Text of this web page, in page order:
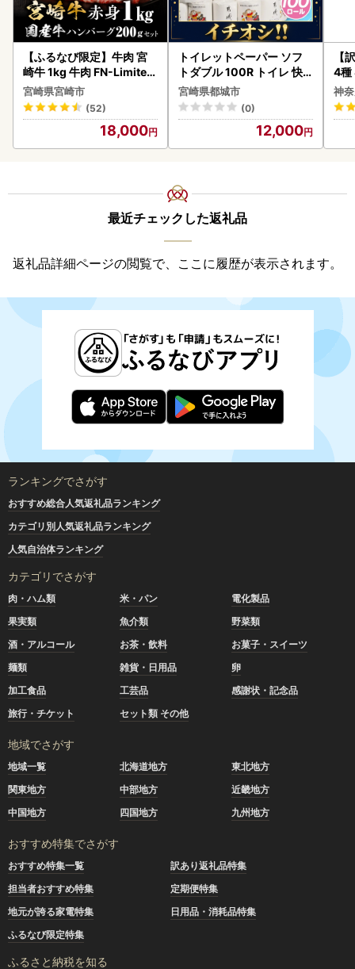
【ふるなび限定】牛肉 宮
崎牛 1kg 牛肉 FN-Limited
-VO
宮崎県宮崎市
(52)
18,000
トイレットペーパー ソフ
トダブル 100R トイレ 快
速〔12-I5-TP100-R〕
宮崎県都城市
(0)
12,000
【
4種
神
最近チェックした返礼品
返礼品詳細ページの閲覧で、ここに履歴が表示されます。
ランキングでさがす
おすすめ総合人気返礼品ランキング
カテゴリ別人気返礼品ランキング
人気自治体ランキング
カテゴリでさがす
肉・ハム類 米・パン
電化製品
果実類
魚介類
野菜類
酒・アルコール
お茶・飲料
お菓子・スイーツ
麺類
雑貨・日用品
卵
加工食品
工芸品
感謝状・記念品
旅行・チケット
セット類 その他
地域でさがす
地域一覧 北海道地方
東北地方
関東地方
中部地方
近畿地方
中国地方
四国地方 九州地方
おすすめ特集でさがす
おすすめ特集一覧
訳あり返礼品特集
担当者おすすめ特集
定期便特集
地元が誇る家電特集
日用品・消耗品特集
ふるなび限定特集
ふるさと納税を知る